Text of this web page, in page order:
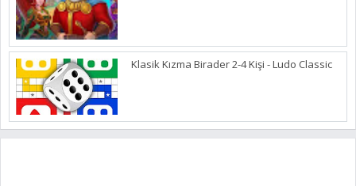
Klasik Kızma Birader 2-4 Kişi - Ludo Classic